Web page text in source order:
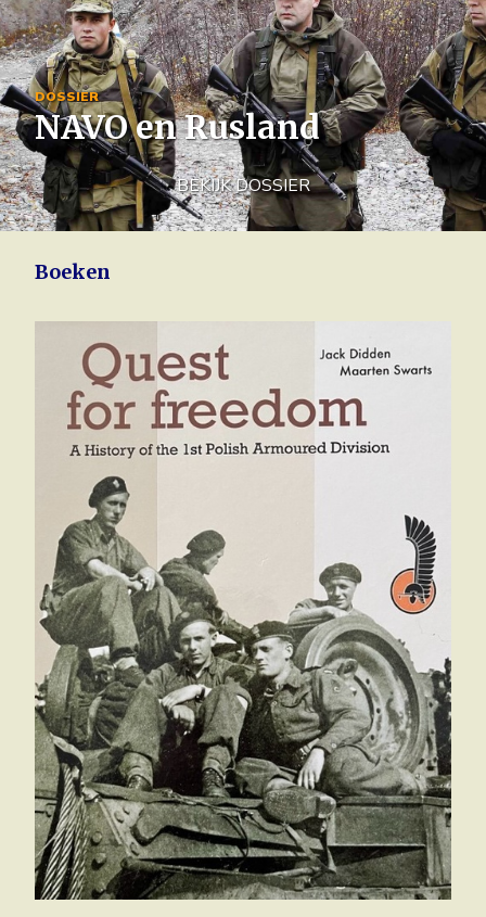
Image
DOSSIER
NAVO en Rusland
BEKIJK DOSSIER
Boeken